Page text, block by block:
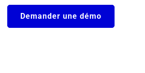
Demander une démo